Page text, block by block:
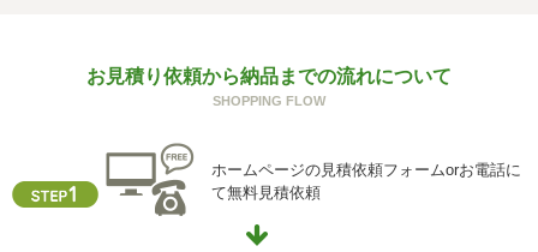
ご本人からの求めにより、当社が保有する保有個人データ
に関する開示、利用目的の通知、内容の訂正・追加または
供記録の開示(以下、開示等という)に応じます。
開示等に応ずる窓口は、下記「当社の個人情報の取扱いに
関する苦情、相談等の問合せ先」を参照してください。
お見積り依頼から納品までの流れについて
SHOPPING FLOW
ホームページの見積依頼フォームorお電話に
て無料見積依頼